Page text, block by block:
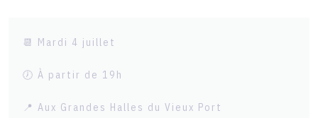
📆 Mardi 4 juillet
🕖 À partir de 19h
📍 Aux Grandes Halles du Vieux Port